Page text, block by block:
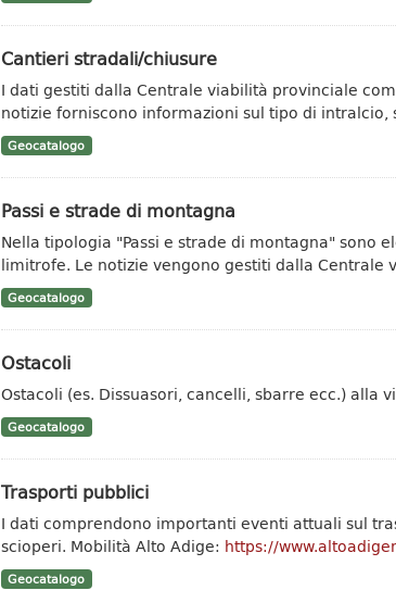
Cantieri stradali/chiusure
I dati gestiti dalla Centrale viabilità provinciale
notizie forniscono informazioni sul tipo di intralcio,
Geocatalogo
Passi e strade di montagna
Nella tipologia "Passi e strade di montagna" sono
limitrofe. Le notizie vengono gestiti dalla Centrale
Geocatalogo
Ostacoli
Ostacoli (es. Dissuasori, cancelli, sbarre ecc.) alla
Geocatalogo
Trasporti pubblici
I dati comprendono importanti eventi attuali sul
scioperi. Mobilità Alto Adige: https://
Geocatalogo